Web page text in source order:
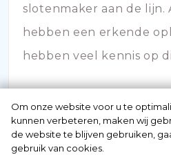
slotenmaker aan de lijn.
hebben een erkende
hebben veel kennis op
Om onze website voor u te
kunnen verbeteren, maken wij
de website te blijven gebruiken,
gebruik van cookies.